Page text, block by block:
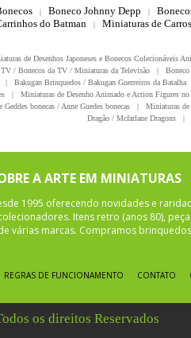
| Boneco Johnny Depp |
do Batman | Miniaturas de
de Desenhos Japoneses e Bonecos Colecionáveis
TV / Bonecos da TV / Miniaturas da Televisão |
| Bakugan Brinquedos / Bakugan Guerreiros da Batalha
|
Miniaturas de Desenho Animado e Action Figures
Geddes bonecas / Anne Guedes bonecas |
Miniaturas
Dragão / Mcfarlane Dragons
|
A ARTE EM MINIATURAS
1995 oferecendo novidades e
Itens retro (anos 80),
várias marcas. Compramos
REGRAS DE FUNCIONAMENTO CONTATO
os direitos Reservados